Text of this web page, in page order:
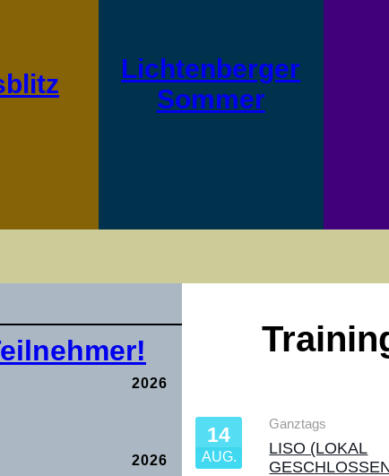
Lichtenberger­
Sommer
2026
2026
14
AUG.
Ganztags
LISO (LOKAL